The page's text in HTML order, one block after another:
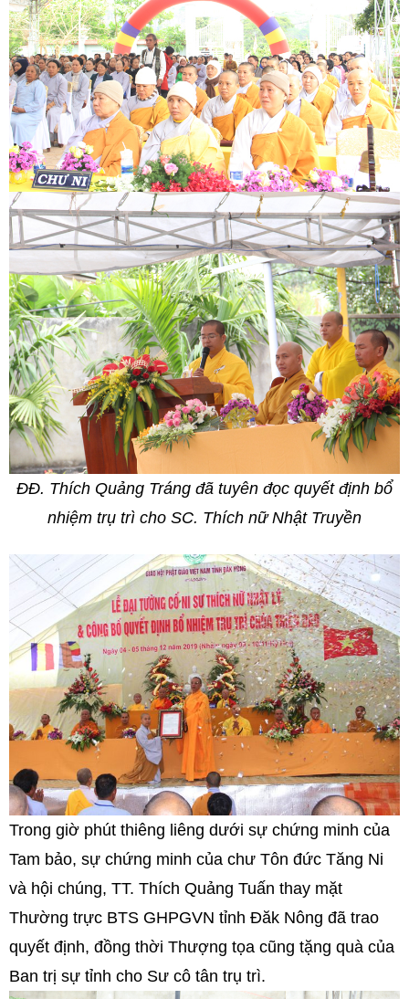
ĐĐ. Thích Quảng Tráng đã tuyên đọc quyết định bổ
nhiệm trụ trì cho SC. Thích nữ Nhật Truyền
Trong giờ phút thiêng liêng dưới sự chứng minh của
Tam bảo, sự chứng minh của chư Tôn đức Tăng Ni
và hội chúng, TT. Thích Quảng Tuấn thay mặt
Thường trực BTS GHPGVN tỉnh Đăk Nông đã trao
quyết định, đồng thời Thượng tọa cũng tặng quà của
Ban trị sự tỉnh cho Sư cô tân trụ trì.